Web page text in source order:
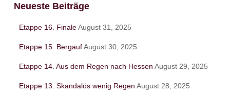
n
Neueste Beiträge
Etappe 16. FinaleAugust 31, 2025
Etappe 15. BergaufAugust 30, 2025
Etappe 14. Aus dem Regen nach Hessen August 29, 2025
Etappe 13. Skandalös wenig Regen August 28, 2025